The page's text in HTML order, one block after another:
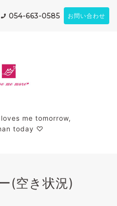
054-663-0585 お問い合わせ
me tomorrow,
today ♡
(空き状況)